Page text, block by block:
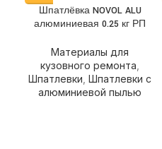
Шпатлёвка NOVOL ALU
алюминиевая 0.25 кг РП
Материалы для
кузовного ремонта
Шпатлевки Шпатлевки с
алюминиевой пылью